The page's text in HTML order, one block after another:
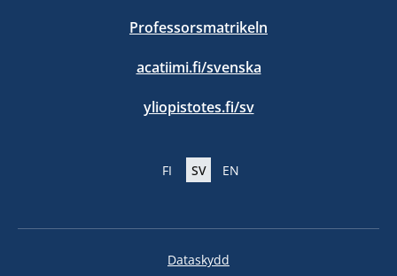
Professorsmatrikeln
acatiimi.fi/svenska
yliopistotes.fi/sv
FI SV EN
Dataskydd